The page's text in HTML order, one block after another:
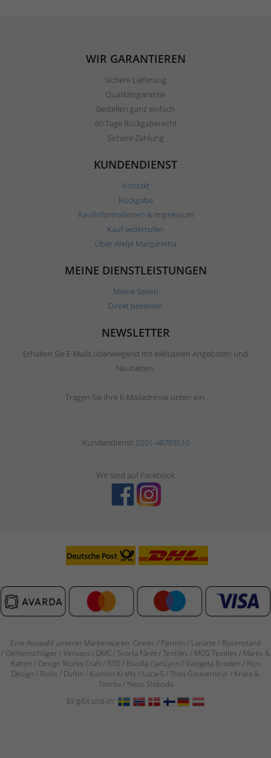
WIR GARANTIEREN
Sichere Lieferung
Qualitätsgarantie
Bestellen ganz einfach
60 Tage Rückgaberecht
Sichere Zahlung
KUNDENDIENST
Kontakt
Rückgabe
Kaufinformationen & Impressum
Kauf widerrufen
Über Ateljé Margaretha
MEINE DIENSTLEISTUNGEN
Meine Seiten
Direkt bestellen
NEWSLETTER
Erhalten Sie E-Mails überwiegend mit exklusiven Angeboten und
Neuheiten.
Tragen Sie Ihre E-Mailadresse unten ein.
Kundendienst: 0201-48793510
Wir sind auf Facebook
Eine Auswahl unserer Markenwaren: Cewec / Permin / Lanarte / Rosenstand
/ Oehlenschläger / Vervaco / DMC / Svarta Fåret / Textiles / MCG Textiles / Marks &
Katten / Design Works Craft / RTO / Bucilla / JanLynn / Västgöta Broderi / Rico
Design / Riolis / Duftin / Kustom Krafts / Luca-S / Thea Gouverneur / Krasa &
Tvorba / Novo Sloboda
Es gibt uns in: